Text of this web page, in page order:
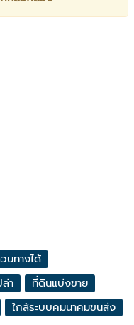
นทางได้
ล่า ที่ดินแบ่งขาย
ใกล้ระบบคมนาคมขนส่ง